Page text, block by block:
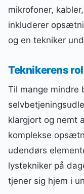
mikrofoner,
inkluderer
og en tekniker
Teknikerens
Til mange mindre
klargjort og nemt
komplekse
udendørs
lystekniker på
tjener sig hjem i